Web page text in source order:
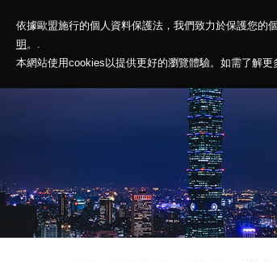
依據歐盟施行的個人資料保護法，我們致力於保護您的
明 。.
本網站使用cookies以提供更好的瀏覽體驗。如需了解